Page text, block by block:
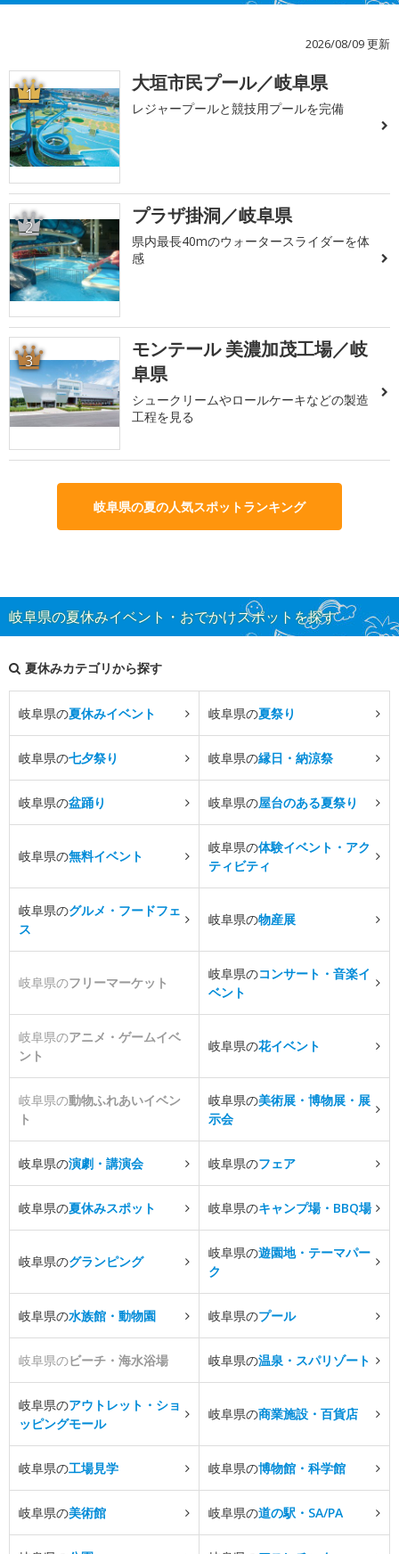
2026/08/09 更新
1 大垣市民プール／岐阜県
レジャープールと競技用プールを完備
2 プラザ掛洞／岐阜県
県内最長40mのウォータースライダーを体
感
3
モンテール 美濃加茂工場／岐
阜県
シュークリームやロールケーキなどの製造
工程を見る
岐阜県の夏の人気スポットランキング
岐阜県の夏休みイベント・おでかけスポットを探す
夏休みカテゴリから探す
岐阜県の夏休みイベント 岐阜県の夏祭り
岐阜県の七夕祭り 岐阜県の縁日・納涼祭
岐阜県の盆踊り 岐阜県の屋台のある夏祭り
岐阜県の無料イベント
岐阜県の体験イベント・アク
ティビティ
岐阜県のグルメ・フードフェ
ス
岐阜県の物産展
岐阜県のフリーマーケット
岐阜県のコンサート・音楽イ
ベント
岐阜県のアニメ・ゲームイベ
ント
岐阜県の花イベント
岐阜県の動物ふれあいイベン
ト
岐阜県の美術展・博物展・展
示会
岐阜県の演劇・講演会 岐阜県のフェア
岐阜県の夏休みスポット 岐阜県のキャンプ場・BBQ場
岐阜県のグランピング
岐阜県の遊園地・テーマパー
ク
岐阜県の水族館・動物園 岐阜県のプール
岐阜県のビーチ・海水浴場 岐阜県の温泉・スパリゾート
岐阜県のアウトレット・ショ
ッピングモール
岐阜県の商業施設・百貨店
岐阜県の工場見学 岐阜県の博物館・科学館
岐阜県の美術館 岐阜県の道の駅・SA/PA